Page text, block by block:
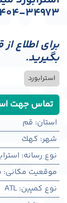
34973
برای اطلاع
بگیرید.
استرابورد
تماس جهت
استان: قم
شهر: كهك
نوع رسانه:
موقعیت مکانی:
نوع کمپین:
ATL